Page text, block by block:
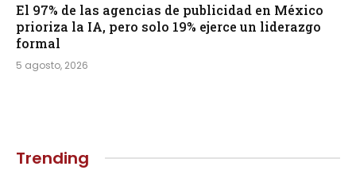
El 97% de las agencias de publicidad en México
prioriza la IA, pero solo 19% ejerce un liderazgo
formal
5 agosto, 2026
Trending